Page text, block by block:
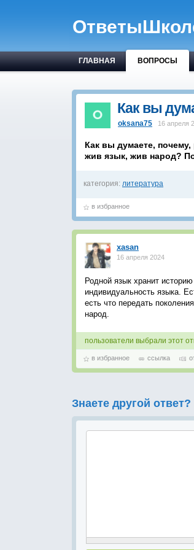
ГЛАВНАЯ ВОПРОСЫ
Как вы
oksana75 16 апреля
Как вы думаете,
жив язык, жив народ?
категория: литература
в избранное
xasan
16 апреля 2024
Родной язык хранит
индивидуальность языка.
есть что передать
народ.
пользователи выбрали этот
в избранное ссылка
Знаете другой ответ?